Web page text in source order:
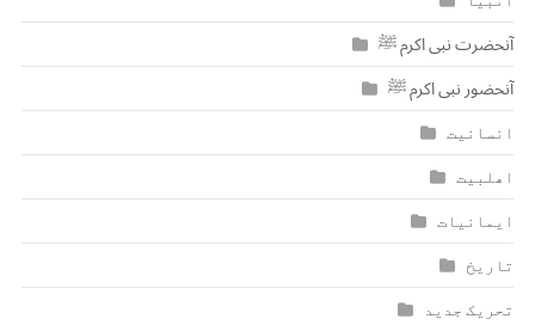
آنحضرت نبی اکرم ﷺ
آنحضور نبی اکرم ﷺ
انسانیت
اھلبیت
ایمانیات
تاریخ
تحریک جدید